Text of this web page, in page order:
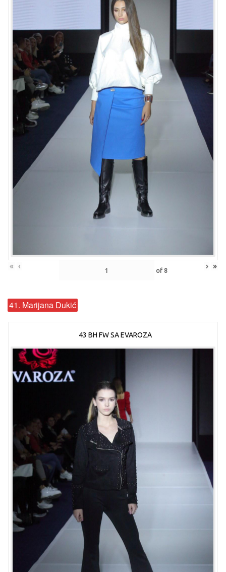
« ‹ of 8 › »
41. Marijana Dukić
43 BH FW SA EVAROZA